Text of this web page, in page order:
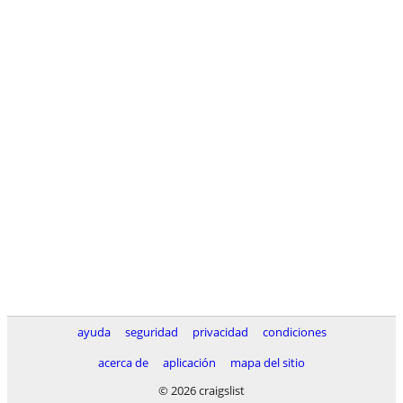
ayuda seguridad privacidad
condiciones
acerca de
aplicación
mapa del sitio
© 2026 craigslist